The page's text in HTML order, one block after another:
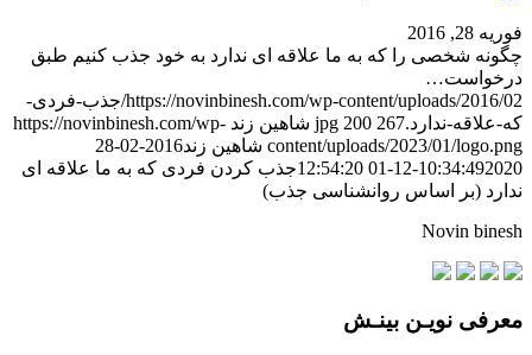
فوریه 28, 2016
چگونه شخصی را که به ما علاقه ای ندارد به خود جذب کنیم طبق
درخواست…
https://novinbinesh.com/wp-content/uploads/2016/02/جذب-فردی-
که-علاقه-ندارد.jpg
200 267 شاهین زند https://novinbinesh.com/wp-
content/uploads/2023/01/logo.png شاهین زند
2016-02-28
10:34:492020-12-01 12:54:20
جذب کردن فردی که به ما علاقه ای
ندارد (بر اساس روانشناسی جذب)
Novin binesh
معرفی نویـن بینـش